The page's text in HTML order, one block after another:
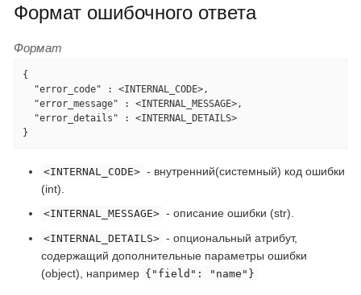
Формат ошибочного ответа
Формат
{
  "error_code" : <INTERNAL_CODE>,
  "error_message" : <INTERNAL_MESSAGE>,
  "error_details" : <INTERNAL_DETAILS>
}
<INTERNAL_CODE> - внутренний(системный) код ошибки
(int).
<INTERNAL_MESSAGE> - описание ошибки (str).
<INTERNAL_DETAILS> - опциональный атрибут,
содержащий дополнительные параметры ошибки
(object), например {"field": "name"}